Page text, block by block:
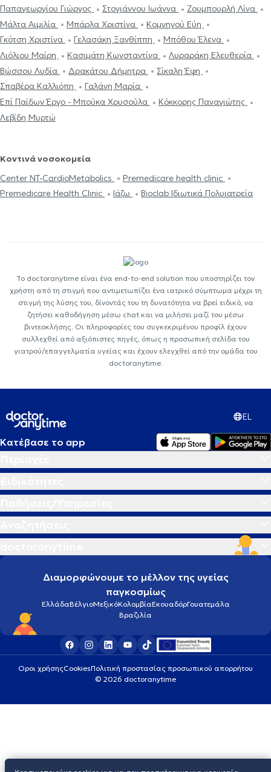
Παπαγεωργίου Γιώργος
Στογιάννου Ιωάννα
Ζουμπουρλή Λίνα
Μάλτα Αιμιλία
Μπάρλα Χριστίνα
Κομνηνού Εύη
Γκότση Χριστίνα
Γελασάκη Ξανθίππη
Μπόθου Έλενα
Λιόλιου Μαίρη
Κασιμάτη Κωνσταντίνα
Λυραράκη Ελευθερία
Βώσσου Λυδία
Δρακάτου Δήμητρα
Σίκαλη Έφη
Σπαβέρα Καλλιόπη
Γαλάνη Μαρία
Επί Παίδων Έργο - Μπούκα Χρυσούλα
Κόκκορης Παναγιώτης
Λεβίδη Μυρτώ
Κοντινά νοσοκομεία
Center NT-CardioMetabolics
Premedicare health clinic
Premedicare Health Clinic
Ιάζω Bioclab Ιδιωτικά Πολυιατρεία
Το doctoranytime είναι ένα end-to-end solution που υποστηρίζει τον
χρήστη από τη στιγμή που αντιμετωπίζει ένα ιατρικό σύμπτωμα μέχρι τη
στιγμή της λύσης του, δίνοντάς του τη δυνατότητα να βρεί ειδικό, να
ζητήσει καθοδήγηση μέσω chat και να μιλήσει μαζί του μέσω
βιντεοκλήσης. Οι πληροφορίες του συγκεκριμένου προφίλ έχουν
συλλεχθεί από αξιόπιστες πηγές, όπως η προσωπική σελίδα του
γιατρού/επαγγελματία υγείας και έχουν ελεγχθεί από την ομάδα του
doctoranytime.
EL
Κατέβασε το app
Διαμορφώνουμε το μέλλον της υγείας
παγκοσμίως
ΕλλάδαΒέλγιοΜεξικόΚολομβίαΕκουαδόρΓουατεμάλα
Βραζιλία
Οροι χρήσηςCookiesΠολιτική προστασίας προσωπικού απορρήτου
© 2026 doctoranytime